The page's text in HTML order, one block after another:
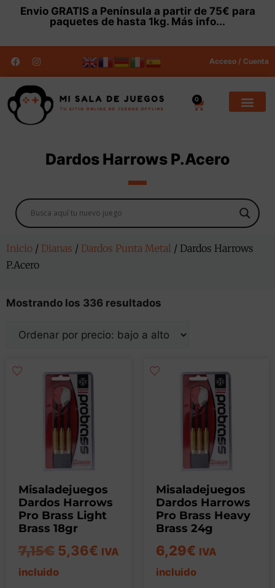
Envio GRATISa Península a partir de 75€ para
paquetes de hasta 1kg. Más info...
Acceso / Cuenta
0
Dardos Harrows P.Acero
Inicio / Dianas / Dardos Punta Metal / Dardos Harrows
P.Acero
Mostrando los 336 resultados
Misaladejuegos
Dardos Harrows
Pro Brass Light
Brass 18gr
7,15€ 5,36€ IVA
incluido
Misaladejuegos
Dardos Harrows
Pro Brass Heavy
Brass 24g
6,29€ IVA
incluido